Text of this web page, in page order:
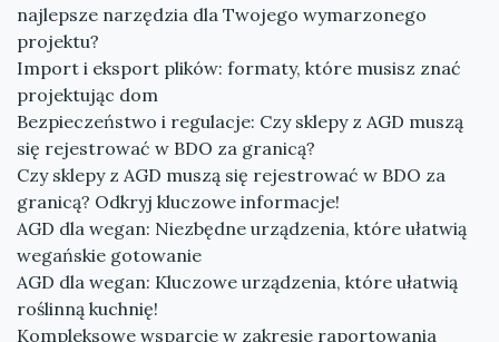
najlepsze narzędzia dla Twojego wymarzonego
projektu?
Import i eksport plików: formaty, które musisz znać
projektując dom
Bezpieczeństwo i regulacje: Czy sklepy z AGD muszą
się rejestrować w BDO za granicą?
Czy sklepy z AGD muszą się rejestrować w BDO za
granicą? Odkryj kluczowe informacje!
AGD dla wegan: Niezbędne urządzenia, które ułatwią
wegańskie gotowanie
AGD dla wegan: Kluczowe urządzenia, które ułatwią
roślinną kuchnię!
Kompleksowe wsparcie w zakresie raportowania